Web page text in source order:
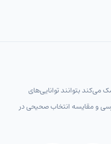
می‌کند بتوانند توانایی‌های
و مقایسه انتخاب‌ صحیحی در